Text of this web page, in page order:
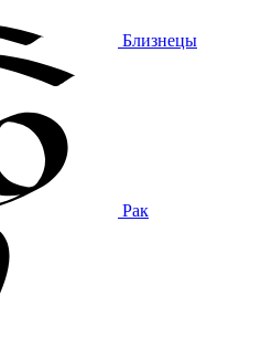
Близнецы
Рак